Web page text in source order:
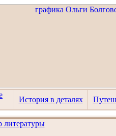
История в деталях